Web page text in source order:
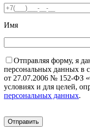
Имя
Отправляя форму, я
персональных данных в
от 27.07.2006 № 152-ФЗ
условиях и для целей,
персональных данных.